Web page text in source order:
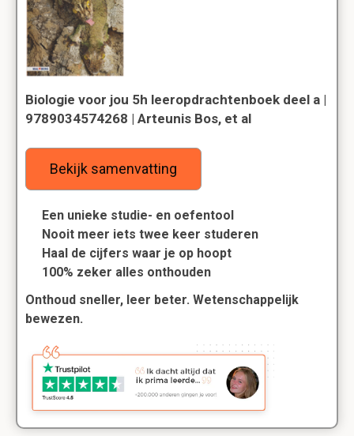
Biologie voor jou 5h leeropdrachtenboek deel a |
9789034574268 | Arteunis Bos, et al
Bekijk samenvatting
Een unieke studie- en oefentool
Nooit meer iets twee keer studeren
Haal de cijfers waar je op hoopt
100% zeker alles onthouden
Onthoud sneller, leer beter. Wetenschappelijk
bewezen.